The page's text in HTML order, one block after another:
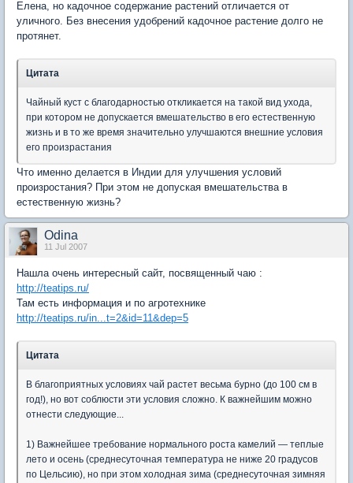
Елена, но кадочное содержание растений отличается от
уличного. Без внесения удобрений кадочное растение долго не
протянет.
Цитата
Чайный куст с благодарностью откликается на такой вид ухода,
при котором не допускается вмешательство в его естественную
жизнь и в то же время значительно улучшаются внешние условия
его произрастания
Что именно делается в Индии для улучшения условий
произростания? При этом не допуская вмешательства в
естественную жизнь?
Odina
11 Jul 2007
Нашла очень интересный сайт, посвященный чаю :
http://teatips.ru/
Там есть информация и по агротехнике
http://teatips.ru/in...t=2&id=11&dep=5
Цитата
В благоприятных условиях чай растет весьма бурно (до 100 см в
год!), но вот соблюсти эти условия сложно. К важнейшим можно
отнести следующие...
1) Важнейшее требование нормального роста камелий — теплые
лето и осень (среднесуточная температура не ниже 20 градусов
по Цельсию), но при этом холодная зима (среднесуточная зимняя